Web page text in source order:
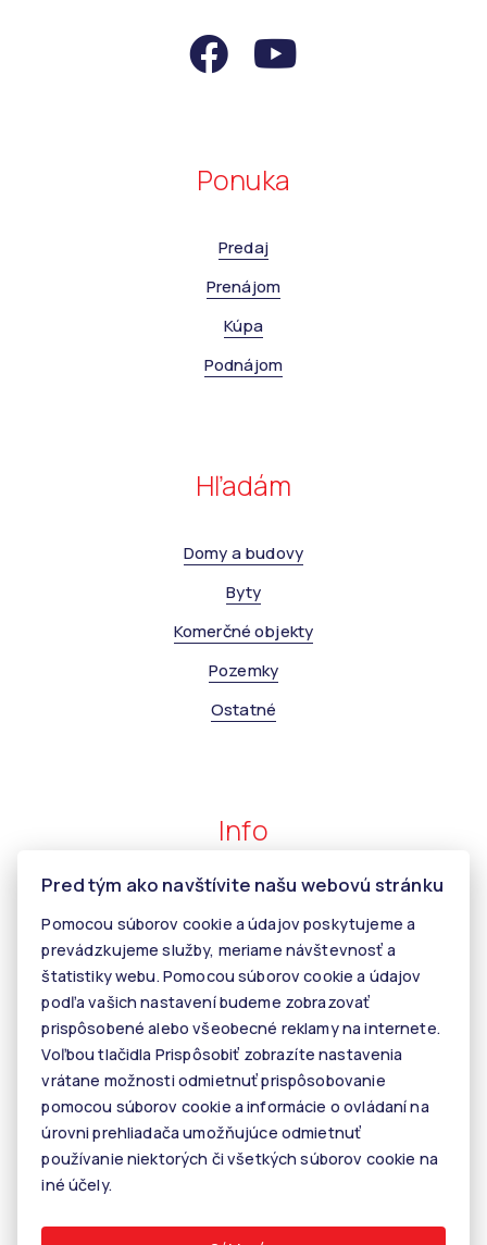
Ponuka
Predaj
Prenájom
Kúpa
Podnájom
Hľadám
Domy a budovy
Byty
Komerčné objekty
Pozemky
Ostatné
Info
Makléri
Napíšte nám
Kontakt
Kariéra
Tiper
Blog
© 2026 - KALANINOVÁ realitné služby
Rastislavova 60, 040 01 Košice, E-mail: info@kalaninovareality.sk
Pred tým ako navštívite našu webovú stránku
Pomocou súborov cookie a údajov poskytujeme a
prevádzkujeme služby, meriame návštevnosť a
štatistiky webu. Pomocou súborov cookie a údajov
podľa vašich nastavení budeme zobrazovať
prispôsobené alebo všeobecné reklamy na internete.
Voľbou tlačidla Prispôsobiť zobrazíte nastavenia
vrátane možnosti odmietnuť prispôsobovanie
pomocou súborov cookie a informácie o ovládaní na
úrovni prehliadača umožňujúce odmietnuť
používanie niektorých či všetkých súborov cookie na
iné účely.